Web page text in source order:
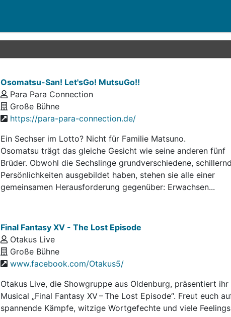
Osomatsu-San! Let'sGo! MutsuGo!!
Para Para Connection
Große Bühne
https://para-para-connection.de/
Ein Sechser im Lotto? Nicht für Familie Matsuno.
Osomatsu trägt das gleiche Gesicht wie seine anderen fünf
Brüder. Obwohl die Sechslinge grundverschiedene,
Persönlichkeiten ausgebildet haben, stehen sie alle einer
gemeinsamen Herausforderung gegenüber: Erwachsen...
Final Fantasy XV - The Lost Episode
Otakus Live
Große Bühne
www.facebook.com/Otakus5/
Otakus Live, die Showgruppe aus Oldenburg, präsentiert ihr
Musical „Final Fantasy XV – The Lost Episode“. Freut euch
spannende Kämpfe, witzige Wortgefechte und viele